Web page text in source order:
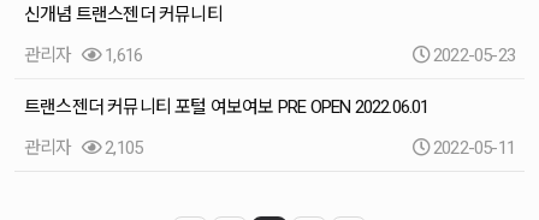
신개념 트랜스젠더 커뮤니티
관리자
1,616 2022-05-23
트랜스젠더 커뮤니티 포털 여보여보 PRE OPEN 2022.06.01
관리자
2,105 2022-05-11